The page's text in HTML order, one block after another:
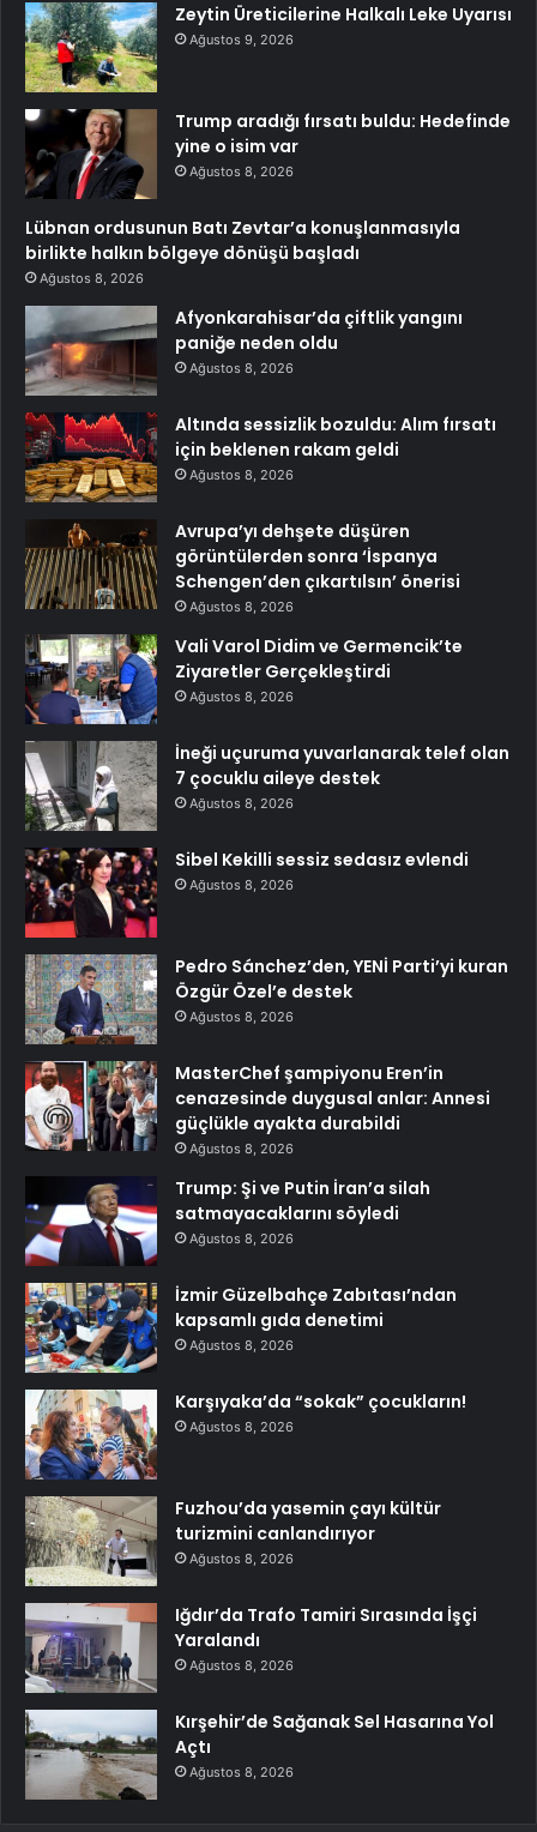
Zeytin Üreticilerine Halkalı Leke Uyarısı
Ağustos 9, 2026
Trump aradığı fırsatı buldu: Hedefinde
yine o isim var
Ağustos 8, 2026
Lübnan ordusunun Batı Zevtar’a konuşlanmasıyla
birlikte halkın bölgeye dönüşü başladı
Ağustos 8, 2026
Afyonkarahisar’da çiftlik yangını
paniğe neden oldu
Ağustos 8, 2026
Altında sessizlik bozuldu: Alım fırsatı
için beklenen rakam geldi
Ağustos 8, 2026
Avrupa’yı dehşete düşüren
görüntülerden sonra ‘İspanya
Schengen’den çıkartılsın’ önerisi
Ağustos 8, 2026
Vali Varol Didim ve Germencik’te
Ziyaretler Gerçekleştirdi
Ağustos 8, 2026
İneği uçuruma yuvarlanarak telef olan
7 çocuklu aileye destek
Ağustos 8, 2026
Sibel Kekilli sessiz sedasız evlendi
Ağustos 8, 2026
Pedro Sánchez’den, YENİ Parti’yi kuran
Özgür Özel’e destek
Ağustos 8, 2026
MasterChef şampiyonu Eren’in
cenazesinde duygusal anlar: Annesi
güçlükle ayakta durabildi
Ağustos 8, 2026
Trump: Şi ve Putin İran’a silah
satmayacaklarını söyledi
Ağustos 8, 2026
İzmir Güzelbahçe Zabıtası’ndan
kapsamlı gıda denetimi
Ağustos 8, 2026
Karşıyaka’da “sokak” çocukların!
Ağustos 8, 2026
Fuzhou’da yasemin çayı kültür
turizmini canlandırıyor
Ağustos 8, 2026
Iğdır’da Trafo Tamiri Sırasında İşçi
Yaralandı
Ağustos 8, 2026
Kırşehir’de Sağanak Sel Hasarına Yol
Açtı
Ağustos 8, 2026